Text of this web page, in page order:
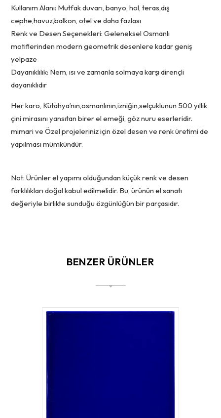
Kullanım Alanı: Mutfak duvarı, banyo, hol, teras,dış
cephe,havuz,balkon, otel ve daha fazlası
Renk ve Desen Seçenekleri: Geleneksel Osmanlı
motiflerinden modern geometrik desenlere kadar geniş
yelpaze
Dayanıklılık: Nem, ısı ve zamanla solmaya karşı dirençli
dayanıklıdır
Her karo, Kütahya’nın,osmanlının,izniğin,selçuklunun 500 yıllık
çini mirasını yansıtan birer el emeği, göz nuru eserleridir.
mimari ve Özel projeleriniz için özel desen ve renk üretimi de
yapılması mümkündür.
Not: Ürünler el yapımı olduğundan küçük renk ve desen
farklılıkları doğal kabul edilmelidir. Bu, ürünün el sanatı
değeriyle birlikte sunduğu özgünlüğün bir parçasıdır.
BENZER ÜRÜNLER